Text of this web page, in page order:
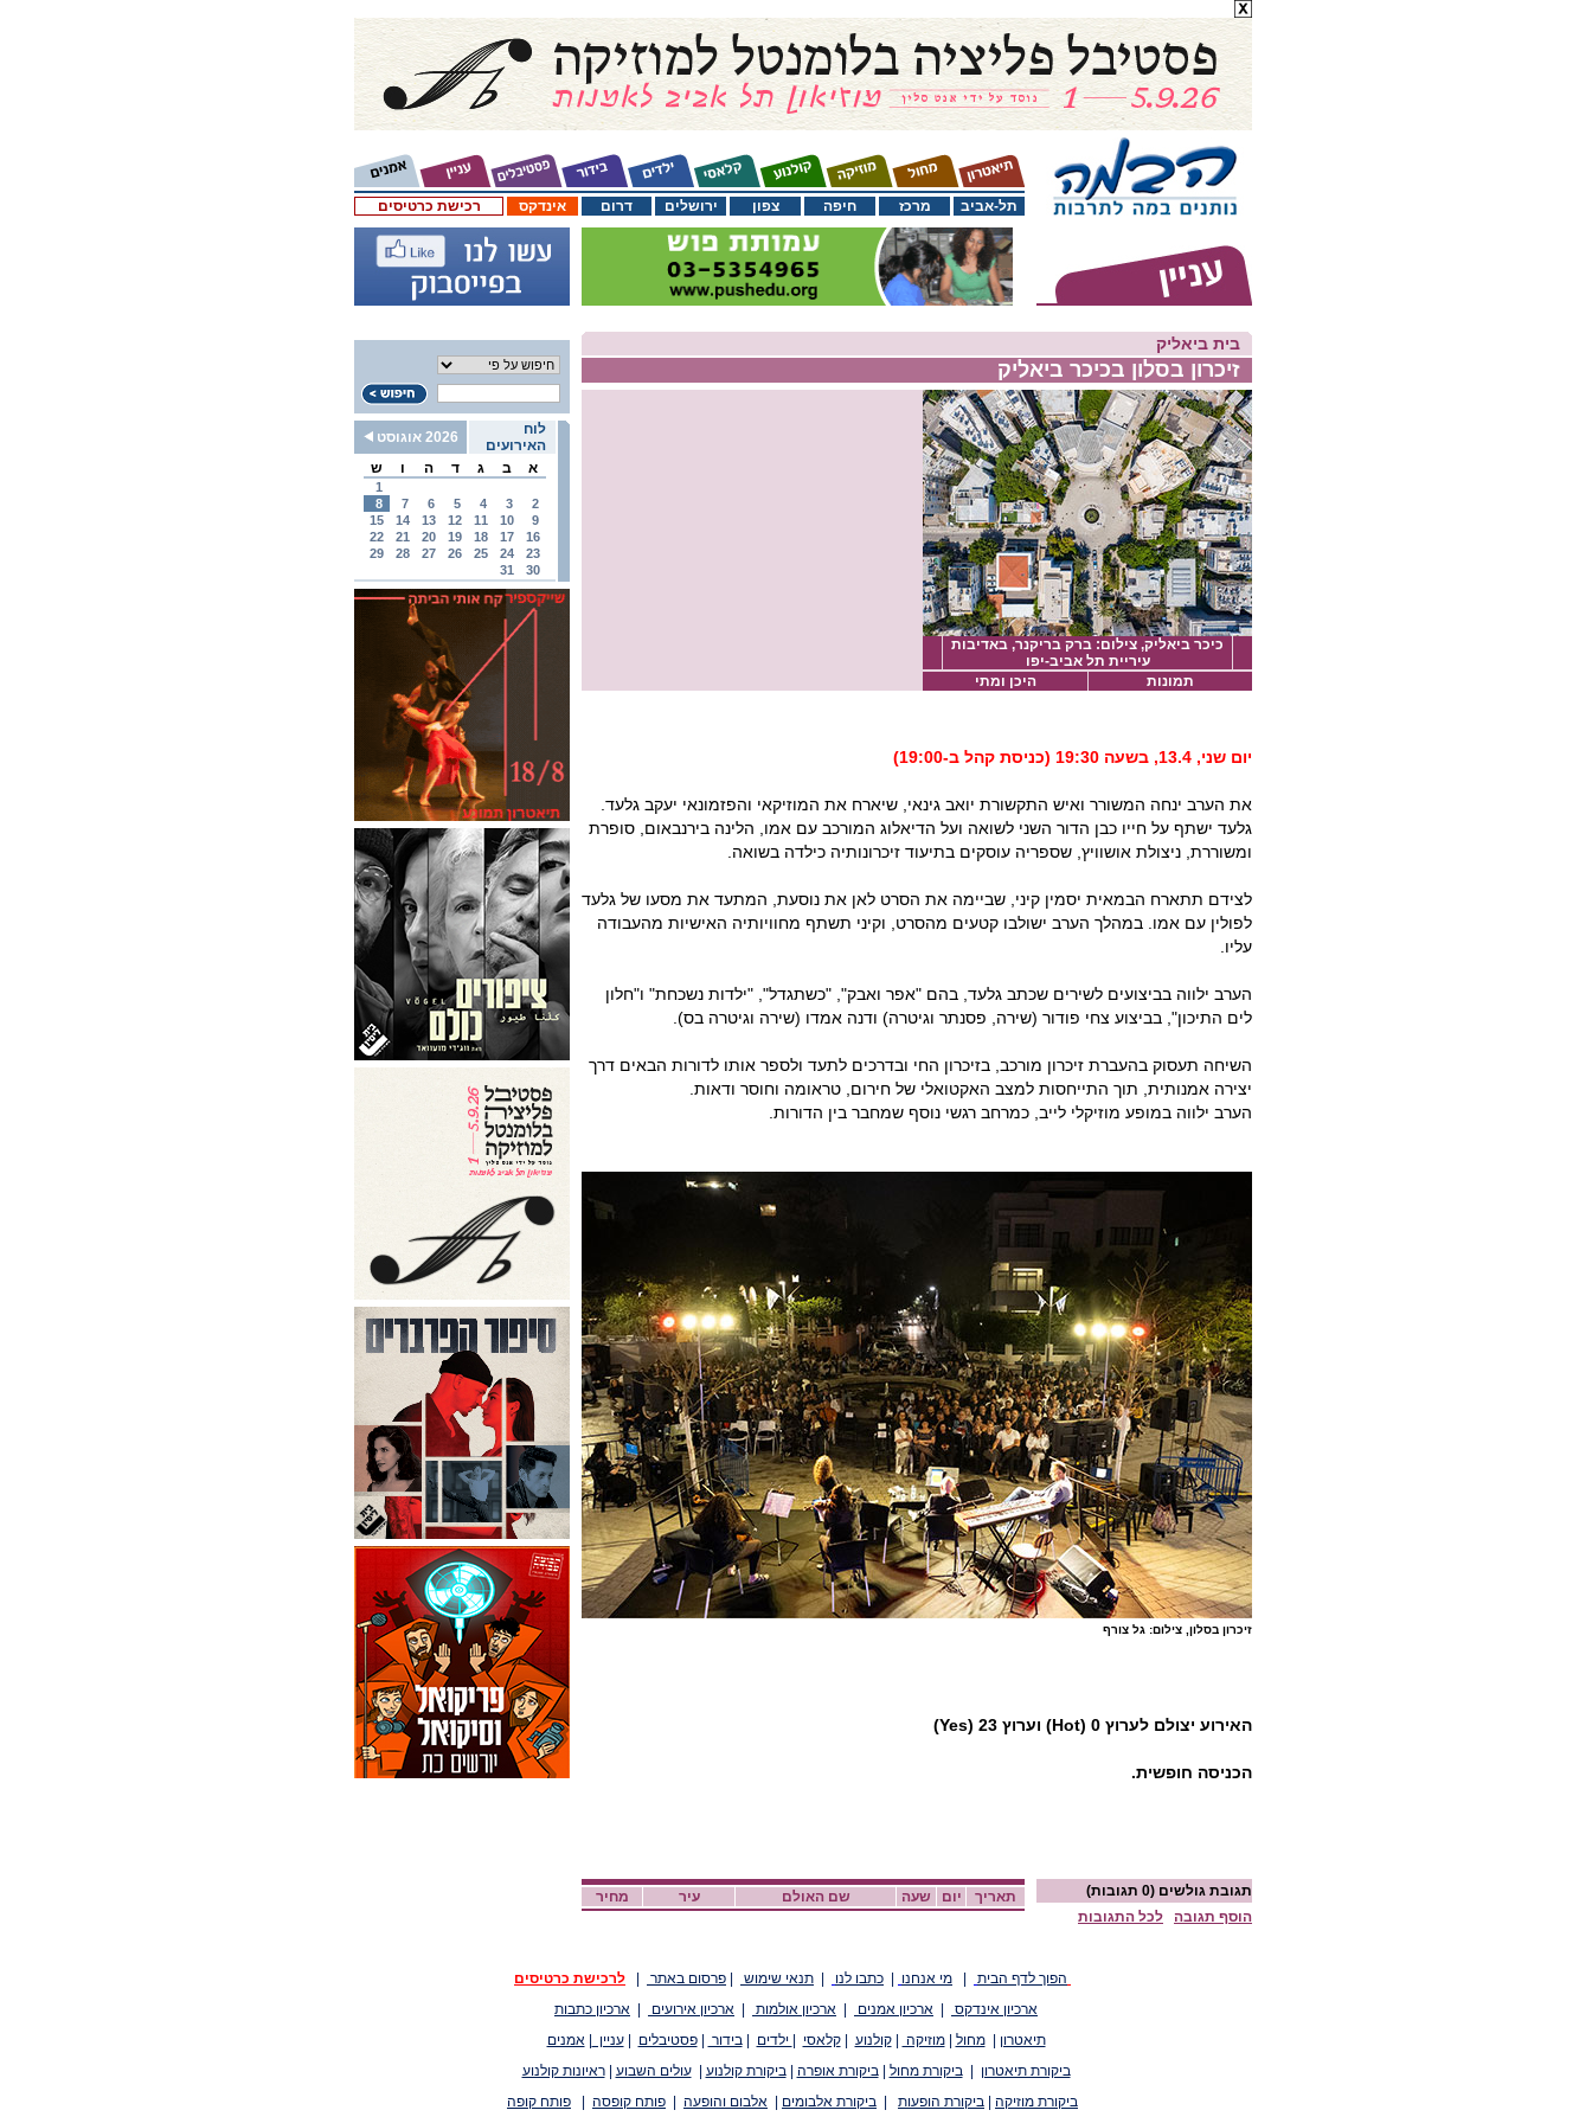
רכישת כרטיסים אינדקס דרום ירושלים צפון חיפה מרכז תל-אביב
לוח
האירועים
2026 אוגוסט
א
ב ג ד ה ו ש
1
2
3
4
5
6
7
8
9
10
11
12
13
14
15
16
17
18
19
20
21
22
23
24
25
26
27
28
29
30
31
בית ביאליק
זיכרון בסלון בכיכר ביאליק
כיכר ביאליק, צילום: ברק בריקנר, באדיבות
עיריית תל אביב-יפו
תמונות
היכן ומתי
יום שני, 13.4, בשעה 19:30 (כניסת קהל ב-19:00)
את הערב ינחה המשורר ואיש התקשורת יואב גינאי, שיארח את המוזיקאי והפזמונאי יעקב גלעד.
גלעד ישתף על חייו כבן הדור השני לשואה ועל הדיאלוג המורכב עם אמו, הלינה בירנבאום, סופרת
ומשוררת, ניצולת אושוויץ, שספריה עוסקים בתיעוד זיכרונותיה כילדה בשואה.
לצידם תתארח הבמאית יסמין קיני, שביימה את הסרט לאן את נוסעת, המתעד את מסעו של גלעד
לפולין עם אמו. במהלך הערב ישולבו קטעים מהסרט, וקיני תשתף מחוויותיה האישיות מהעבודה
עליו.
הערב ילווה בביצועים לשירים שכתב גלעד, בהם "אפר ואבק", "כשתגדל", "ילדות נשכחת" ו"חלון
לים התיכון", בביצוע צחי פודור (שירה, פסנתר וגיטרה) ודנה אמדו (שירה וגיטרה בס).
השיחה תעסוק בהעברת זיכרון מורכב, בזיכרון החי ובדרכים לתעד ולספר אותו לדורות הבאים דרך
יצירה אמנותית, תוך התייחסות למצב האקטואלי של חירום, טראומה וחוסר ודאות.
הערב ילווה במופע מוזיקלי לייב, כמרחב רגשי נוסף שמחבר בין הדורות.
זיכרון בסלון, צילום: גל צורף
האירוע יצולם לערוץ 0 (Hot) וערוץ 23 (Yes)
הכניסה חופשית.
מחיר עיר שם האולם שעה יום תאריך תגובת גולשים (0 תגובות)
הוסף תגובה
לכל התגובות
הפוך לדף הבית מי אנחנו כתבו לנו תנאי שימוש פרסום באתר
לרכישת כרטיסים
ארכיון אינדקס
ארכיון אמנים ארכיון אולמות ארכיון אירועים
ארכיון כתבות
תיאטרון
|מחול |מוזיקה |קולנוע |קלאסי ילדים |בידור |פסטיבלים |עניין |אמנים
ביקורת תיאטרון
|ביקורת מחול |ביקורת אופרה |ביקורת קולנוע |עולים השבוע |ראיונות קולנוע
ביקורת מוזיקה
ביקורת הופעות ביקורת אלבומים אלבום והופעה פותח קופסה פותח קופה